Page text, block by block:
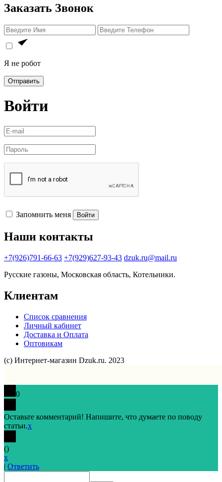
Заказать Звонок
Я не робот
Отправить
Войти
Запомнить меня Войти
Наши контакты
+7(926)791-66-63 +7(929)627-93-43 dzuk.ru@mail.ru
Русские газоны, Московская область, Котельники.
Клиентам
Список сравнения
Личный кабинет
Доставка и Оплата
Оптовикам
(с) Интернет-магазин Dzuk.ru. 2023
0
Оставьте комментарий! Напишите, что думаете по поводу
статьи.x
()
x
| Ответить